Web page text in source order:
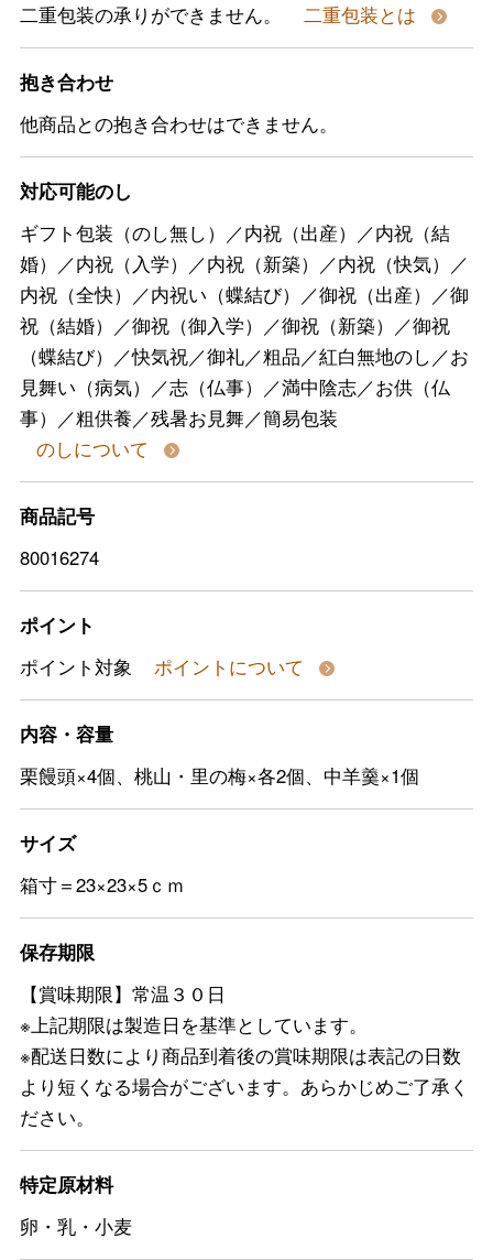
二重包装の承りができません。
二重包装とは
抱き合わせ
他商品との抱き合わせはできません。
対応可能のし
ギフト包装（のし無し）／内祝（出産）／内祝（結
婚）／内祝（入学）／内祝（新築）／内祝（快気）／
内祝（全快）／内祝い（蝶結び）／御祝（出産）／御
祝（結婚）／御祝（御入学）／御祝（新築）／御祝
（蝶結び）／快気祝／御礼／粗品／紅白無地のし／お
見舞い（病気）／志（仏事）／満中陰志／お供（仏
事）／粗供養／残暑お見舞／簡易包装
のしについて
商品記号
80016274
ポイント
ポイント対象
ポイントについて
内容・容量
栗饅頭×4個、桃山・里の梅×各2個、中羊羹×1個
サイズ
箱寸＝23×23×5ｃｍ
保存期限
【賞味期限】常温３０日
※上記期限は製造日を基準としています。
※配送日数により商品到着後の賞味期限は表記の日数
より短くなる場合がございます。あらかじめご了承く
ださい。
特定原材料
卵・乳・小麦